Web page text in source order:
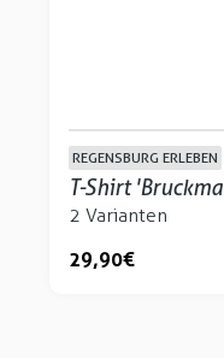
REGENSBURG ERLEBEN
T-Shirt
2 Varianten
29,90 €